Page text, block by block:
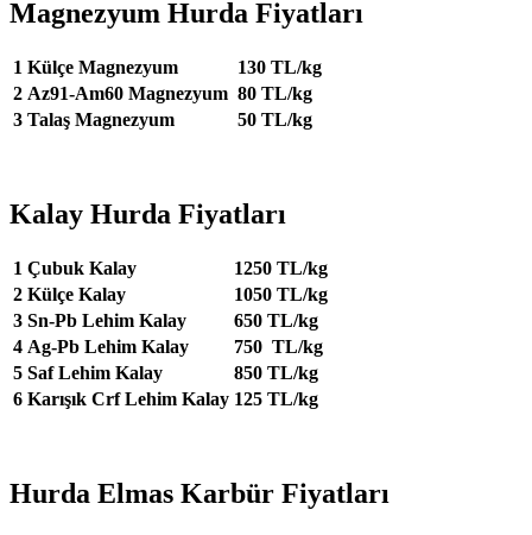
Magnezyum Hurda Fiyatları
1 Külçe Magnezyum
130 TL/kg
2 Az91-Am60 Magnezyum 80 TL/kg
3 Talaş Magnezyum 50 TL/kg
Kalay Hurda Fiyatları
1 Çubuk Kalay
1250 TL/kg
2 Külçe Kalay
1050 TL/kg
3 Sn-Pb Lehim Kalay
650 TL/kg
4 Ag-Pb Lehim Kalay
750 TL/kg
5 Saf Lehim Kalay
850 TL/kg
6 Karışık Crf Lehim Kalay 125 TL/kg
Hurda Elmas Karbür Fiyatları